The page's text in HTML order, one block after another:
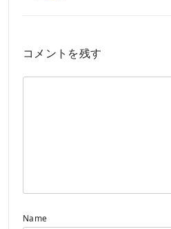
コメントを残す
Name